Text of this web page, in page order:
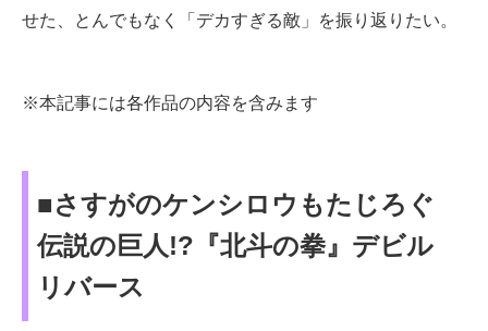
せた、とんでもなく「デカすぎる敵」を振り返りたい。
※本記事には各作品の内容を含みます
■さすがのケンシロウもたじろぐ
伝説の巨人!?『北斗の拳』デビル
リバース